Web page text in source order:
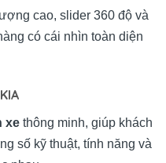
cao, slider 360 độ và
có cái nhìn toàn diện
xe thông minh, giúp khách
số kỹ thuật, tính năng và